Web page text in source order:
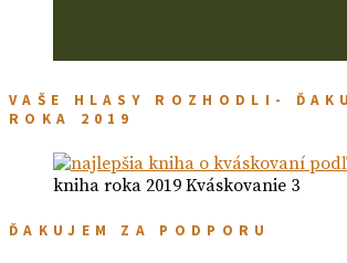
VAŠE HLASY ROZHODLI-
ROKA 2019
kniha roka 2019 Kváskovanie 3
ĎAKUJEM ZA PODPORU